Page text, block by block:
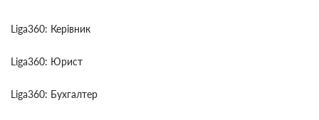
Liga360: Керівник
Liga360: Юрист
Liga360: Бухгалтер